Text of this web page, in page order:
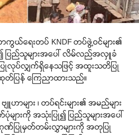
ာကွယ်ရေးတပ် KNDF တပ်ဖွဲ့ဝင်များ၏
၍ ပြည်သူများအပေါ် လိမ်လည်အလှူခံ
ပြုလုပ်လျှက်ရှိနေသဖြင့် အထူးသတိပြု
တ်ပြန် ကြေညာထားသည်။
ဗျူဟာများ ၊ တပ်ရင်းများ၏ အမည်များ
များကို အသုံးပြု၍ ပြည်သူများအပေါ်
ပြုမှတ်တမ်းလွှာများကို အတုပြု